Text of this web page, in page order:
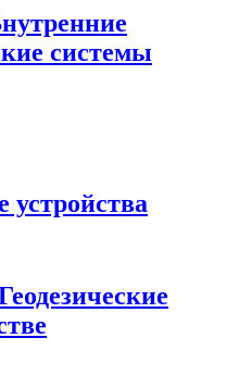
системы
устройства